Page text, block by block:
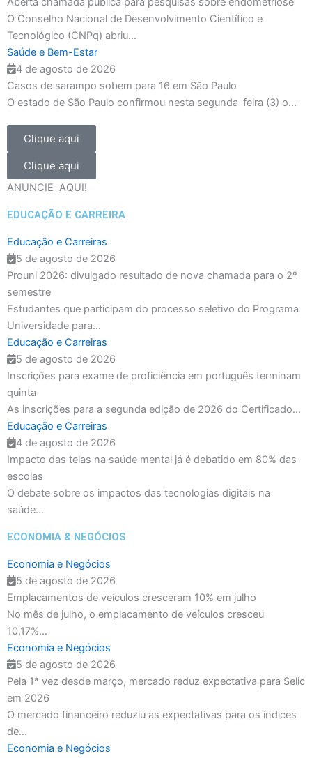
O Conselho Nacional de Desenvolvimento Científico e
Tecnológico (CNPq) abriu...
Saúde e Bem-Estar
4 de agosto de 2026
Casos de sarampo sobem para 16 em São Paulo
O estado de São Paulo confirmou nesta segunda-feira (3) o...
Clique aqui
Clique aqui
ANUNCIE AQUI!
EDUCAÇÃO E CARREIRA
Educação e Carreiras
5 de agosto de 2026
Prouni 2026: divulgado resultado de nova chamada para o 2º
semestre
Estudantes que participam do processo seletivo do Programa
Universidade para...
Educação e Carreiras
5 de agosto de 2026
Inscrições para exame de proficiência em português terminam
quinta
As inscrições para a segunda edição de 2026 do Certificado...
Educação e Carreiras
4 de agosto de 2026
Impacto das telas na saúde mental já é debatido em 80% das
escolas
O debate sobre os impactos das tecnologias digitais na
saúde...
ECONOMIA & NEGÓCIOS
Economia e Negócios
5 de agosto de 2026
Emplacamentos de veículos cresceram 10% em julho
No mês de julho, o emplacamento de veículos cresceu
10,17%...
Economia e Negócios
5 de agosto de 2026
Pela 1ª vez desde março, mercado reduz expectativa para Selic
em 2026
O mercado financeiro reduziu as expectativas para os índices
de...
Economia e Negócios